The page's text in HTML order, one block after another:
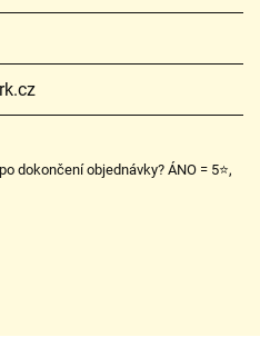
dokončení objednávky? ÁNO = 5⭐,